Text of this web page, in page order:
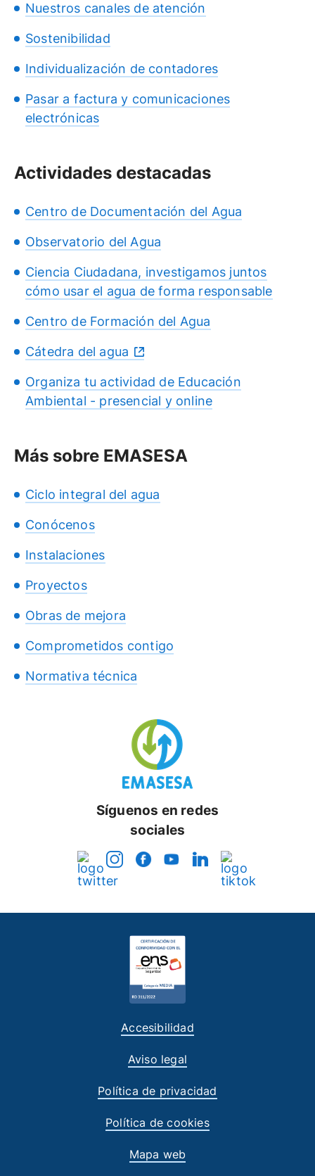
Nuestros canales de atención
Sostenibilidad
Individualización de contadores
Pasar a factura y comunicaciones
electrónicas
Actividades destacadas
Centro de Documentación del Agua
Observatorio del Agua
Ciencia Ciudadana, investigamos juntos
cómo usar el agua de forma responsable
Centro de Formación del Agua
Cátedra del agua
Organiza tu actividad de Educación
Ambiental - presencial y online
Más sobre EMASESA
Ciclo integral del agua
Conócenos
Instalaciones
Proyectos
Obras de mejora
Comprometidos contigo
Normativa técnica
Síguenos en redes
sociales
Accesibilidad
Aviso legal
Política de privacidad
Política de cookies
Mapa web